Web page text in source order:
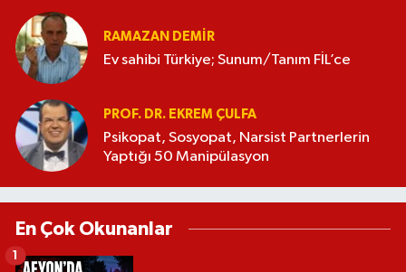
RAMAZAN DEMİR
Ev sahibi Türkiye; Sunum/Tanım FİL’ce
PROF. DR. EKREM ÇULFA
Psikopat, Sosyopat, Narsist Partnerlerin
Yaptığı 50 Manipülasyon
En Çok Okunanlar
1